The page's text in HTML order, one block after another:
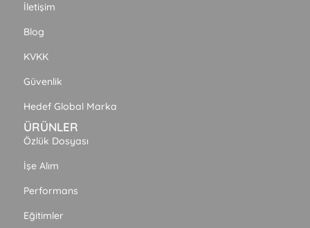
İletişim
Blog
KVKK
Güvenlik
Hedef Global Marka
ÜRÜNLER
Özlük Dosyası
İşe Alım
Performans
Eğitimler